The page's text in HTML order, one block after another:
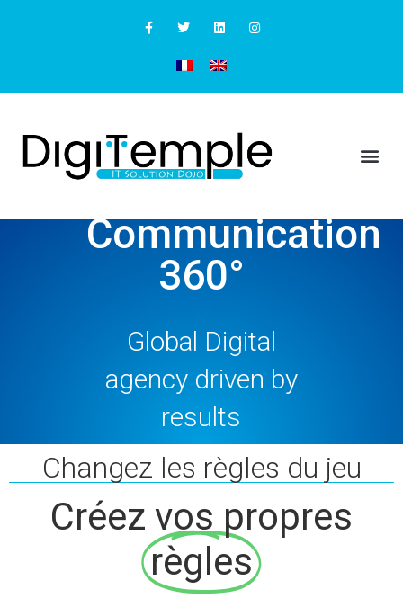
Communication
360°
Global Digital
agency driven by
results
Changez les règles du jeu
Créez vos propres
règles